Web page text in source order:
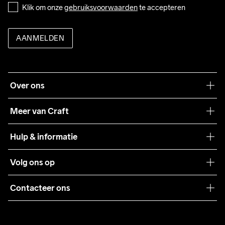
Klik om onze gebruiksvoorwaarden te accepteren
AANMELDEN
Over ons
Meer van Craft
Teamwear
Samenwerkingen
Pers
Hulp & informatie
Algemene voorwaarden
Retour
Volg ons op
Contacteer ons